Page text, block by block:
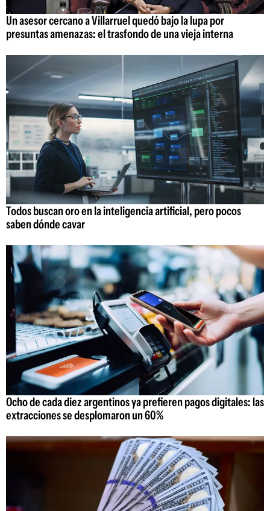
Un asesor cercano a Villarruel quedó bajo la lupa por
presuntas amenazas: el trasfondo de una vieja interna
Todos buscan oro en la inteligencia artificial, pero pocos
saben dónde cavar
Ocho de cada diez argentinos ya prefieren pagos digitales: las
extracciones se desplomaron un 60%